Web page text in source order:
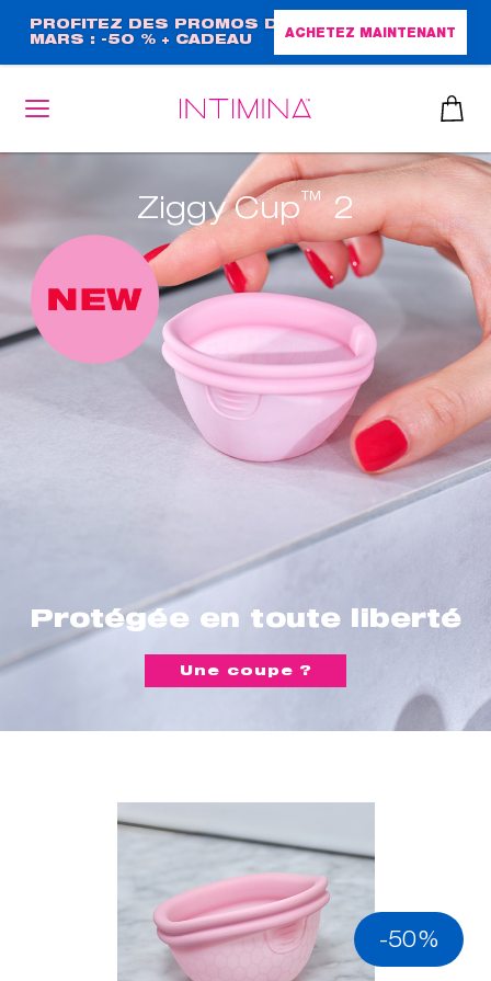
contenu
principal
PROFITEZ DES PROMOS DE
MARS : -50 % + CADEAU
ACHETEZ MAINTENANT
Protégée en toute liberté
Ziggy Cup™ 2
Une coupe ?
-50%